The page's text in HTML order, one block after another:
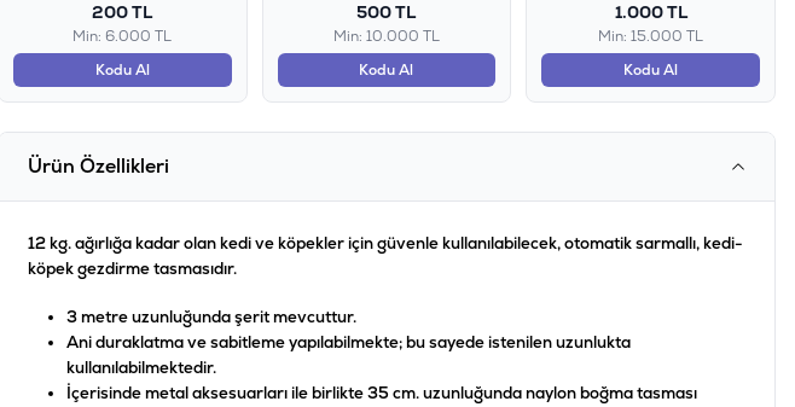
200 TL
Min: 6.000 TL
Kodu Al
500 TL
Min: 10.000 TL
Kodu Al
1.000 TL
Min: 15.000 TL
Kodu Al
Ürün Özellikleri
12 kg. ağırlığa kadar olan kedi ve köpekler için güvenle kullanılabilecek, otomatik sarmallı, kedi-
köpek gezdirme tasmasıdır.
3 metre uzunluğunda şerit mevcuttur.
Ani duraklatma ve sabitleme yapılabilmekte; bu sayede istenilen uzunlukta
kullanılabilmektedir.
İçerisinde metal aksesuarları ile birlikte 35 cm. uzunluğunda naylon boğma tasması